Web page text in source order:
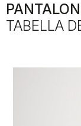
TABELLA